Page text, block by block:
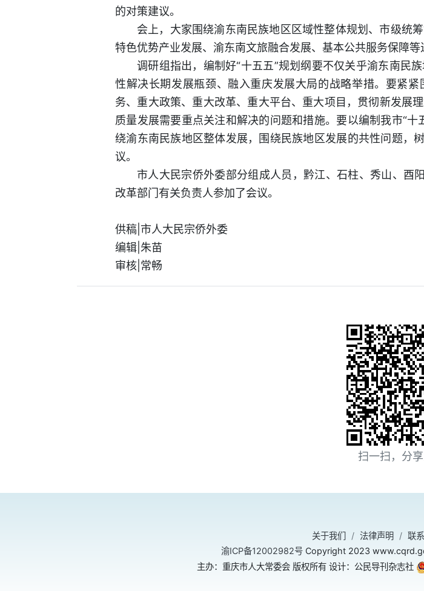
的对策建议。
会上，大家围绕渝东南民族地区区域性整体规划、市级统
特色优势产业发展、渝东南文旅融合发展、基本公共服务保障等
调研组指出，编制好“十五五”规划纲要不仅关乎渝东南民
性解决长期发展瓶颈、融入重庆发展大局的战略举措。要紧
务、重大政策、重大改革、重大平台、重大项目，贯彻新发展
质量发展需要重点关注和解决的问题和措施。要以编制我市“
绕渝东南民族地区整体发展，围绕民族地区发展的共性问题，
议。
市人大民宗侨外委部分组成人员，黔江、石柱、秀山、酉
改革部门有关负责人参加了会议。
供稿|市人大民宗侨外委
编辑|朱苗
审核|常畅
扫一扫，分
关于我们 法律声明
联
渝ICP备12002982号 Copyright 2023
主办：重庆市人大常委会 版权所有 设计：公民导刊杂志社